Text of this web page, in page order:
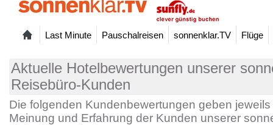
Last Minute Pauschalreisen sonnenklar.TV Flüge
Aktuelle Hotelbewertungen unserer
Reisebüro-Kunden
Die folgenden Kundenbewertungen geben
Meinung und Erfahrung der Kunden unserer